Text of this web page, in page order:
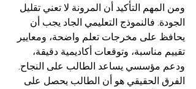
ومن المهم التأكيد أن المرونة لا تعني تقليل
الجودة. فالنموذج التعليمي الجاد يجب أن
يحافظ على مخرجات تعلم واضحة، ومعايير
تقييم مناسبة، وتوقعات أكاديمية دقيقة،
ودعم مؤسسي يساعد الطالب على النجاح.
الفرق الحقيقي هو أن الطالب يحصل على